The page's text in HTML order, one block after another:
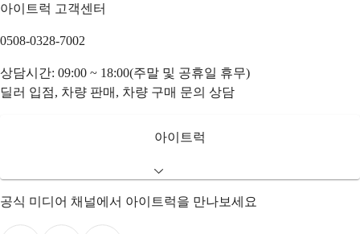
아이트럭 고객센터
0508-0328-7002
상담시간: 09:00 ~ 18:00(주말 및 공휴일 휴무)
딜러 입점, 차량 판매, 차량 구매 문의 상담
아이트럭
공식 미디어 채널에서 아이트럭을 만나보세요